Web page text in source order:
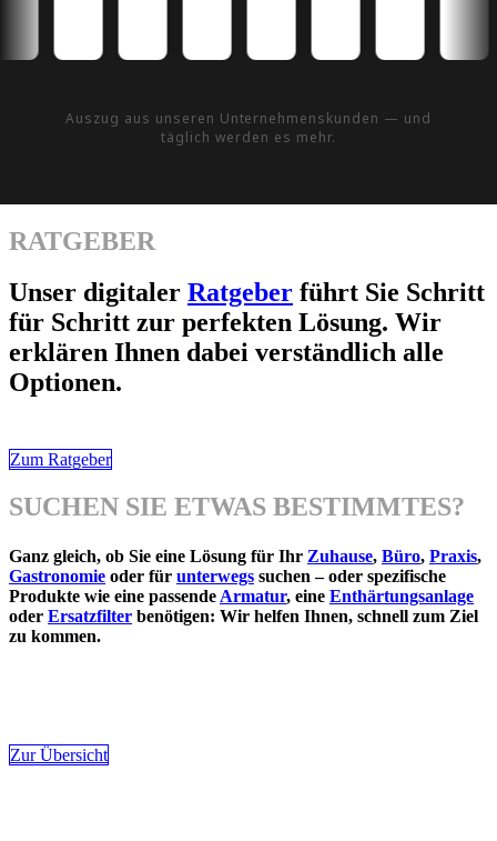
Auszug aus unseren Unternehmenskunden — und
täglich werden es mehr.
RATGEBER
Unser digitaler Ratgeber führt Sie Schritt
für Schritt zur perfekten Lösung. Wir
erklären Ihnen dabei verständlich alle
Optionen.
Zum Ratgeber
SUCHEN SIE ETWAS BESTIMMTES?
Ganz gleich, ob Sie eine Lösung für Ihr Zuhause, Büro, Praxis,
Gastronomie oder für unterwegs suchen – oder spezifische
Produkte wie eine passende Armatur, eine Enthärtungsanlage
oder Ersatzfilter benötigen: Wir helfen Ihnen, schnell zum Ziel
zu kommen.
Zur Übersicht